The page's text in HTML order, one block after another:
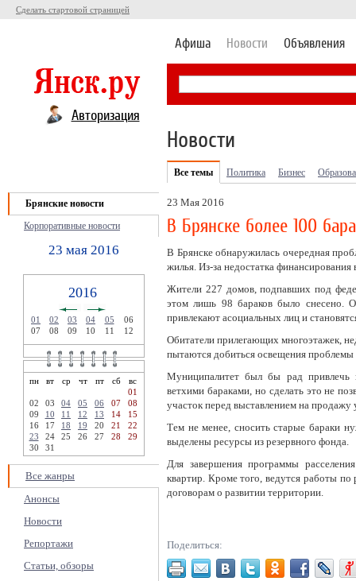
Сделать стартовой страницей
Афиша Новости Объявления
Авторизация
Новости
Все темы Политика Бизнес
Брянские новости
Корпоративные новости
23 мая 2016
2016
01 02 03 04 05
06
07
08 09 10 11 12
пн вт ср чт пт сб
вс
01
02
03 04 05 06 07
08
09
10 11 12 13 14
15
16
17 18 19 20 21
22
23
24 25 26 27 28
29
30
31
Все жанры
Анонсы
Новости
Репортажи
Статьи, обзоры
23 Мая 2016
В Брянске более 100
В Брянске обнаружилась очередная
жилья. Из-за недостатка
Жители 227 домов, подпавших под
этом лишь 98 бараков было снесено.
привлекают асоциальных лиц и
Обитатели прилегающих многоэтажек,
пытаются добиться освещения
Муниципалитет был бы рад привлечь
ветхими бараками, но сделать это не
участок перед выставлением на
Тем не менее, сносить старые бараки
выделены ресурсы из резервного фонда.
Для завершения программы
квартир. Кроме того, ведутся работы
договорам о развитии территории.
Поделиться: